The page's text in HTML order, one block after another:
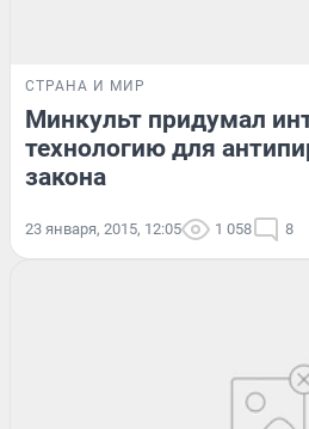
СТРАНА И МИР
Минкульт придумал
технологию для
закона
23 января, 2015, 12:05 1 058 8